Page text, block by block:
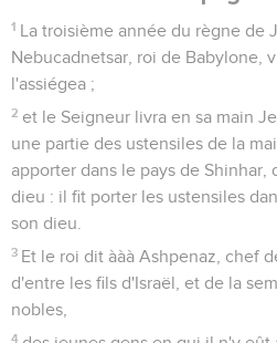
1 La troisième année du règne de
Nebucadnetsar, roi de Babylone,
l'assiégea ;
2 et le Seigneur livra en sa main
une partie des ustensiles de la
apporter dans le pays de Shinhar,
dieu : il fit porter les ustensiles
son dieu.
3 Et le roi dit ààà Ashpenaz, chef
d'entre les fils d'Israël, et de la
nobles,
4